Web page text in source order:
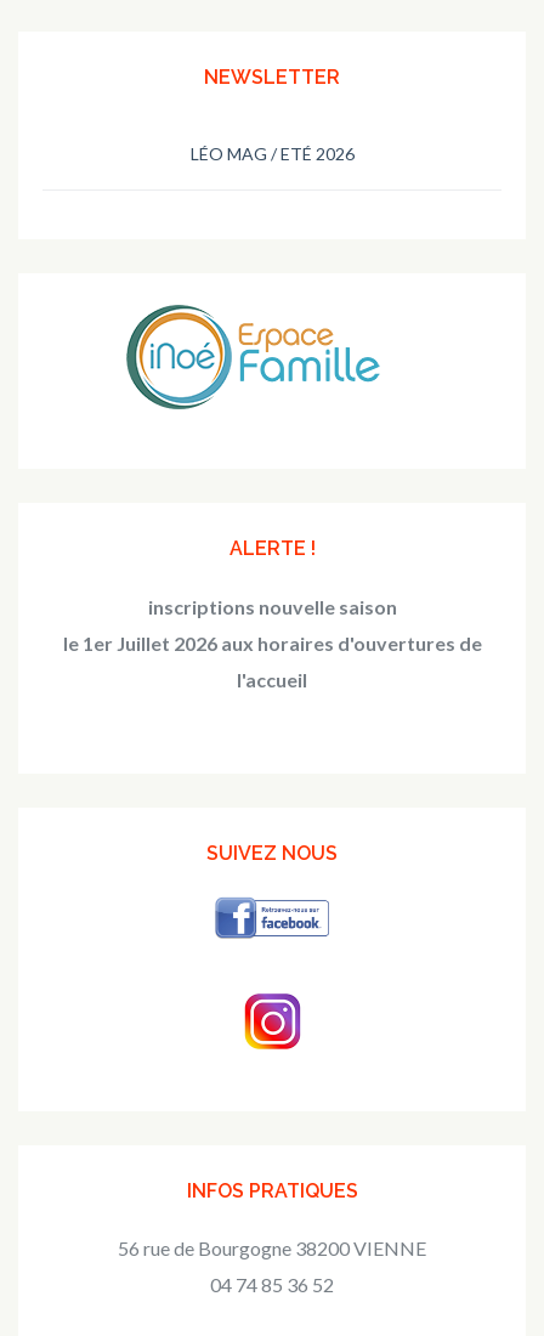
NEWSLETTER
LÉO MAG / ETÉ 2026
ALERTE !
inscriptions nouvelle saison
le 1er Juillet 2026 aux horaires d'ouvertures de
l'accueil
SUIVEZ NOUS
INFOS PRATIQUES
56 rue de Bourgogne 38200 VIENNE
04 74 85 36 52